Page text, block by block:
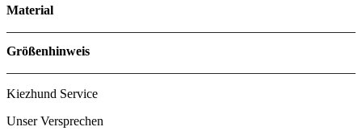
Material
Größenhinweis
S
L
38 mm
Kiezhund Service
Unser Versprechen